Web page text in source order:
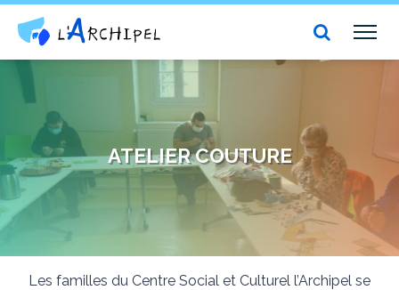
Centre social et culturel l'Archipel
ATELIER COUTURE
Les familles du Centre Social et Culturel l’Archipel se